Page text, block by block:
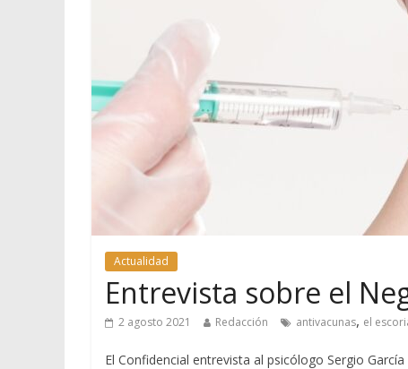
Actualidad
Entrevista sobre el
2 agosto 2021 Redacción antivacunas, el
El Confidencial entrevista al psicólogo Sergio